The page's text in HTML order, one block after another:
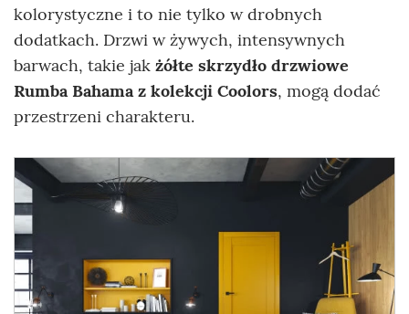
kolorystyczne i to nie tylko w drobnych
dodatkach. Drzwi w żywych, intensywnych
barwach, takie jak żółte skrzydło drzwiowe
Rumba Bahama z kolekcji Coolors, mogą dodać
przestrzeni charakteru.